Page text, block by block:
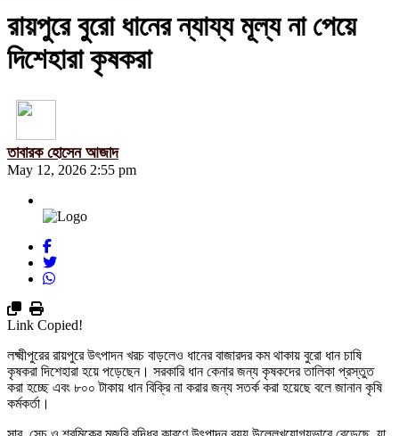
রায়পুরে বুরো ধানের ন্যায্য মূল্য না পেয়ে
দিশেহারা কৃষকরা
তাবারক হোসেন আজাদ
May 12, 2026 2:55 pm
Link Copied!
লক্ষ্মীপুরের রায়পুরে উৎপাদন খরচ বাড়লেও ধানের বাজারদর কম থাকায় বুরো ধান চাষি
কৃষকরা দিশেহারা হয়ে পড়েছেন। সরকারি ধান কেনার জন্য কৃষকদের তালিকা প্রস্তুত
করা হচ্ছে এবং ৮০০ টাকায় ধান বিক্রি না করার জন্য সতর্ক করা হয়েছে বলে জানান কৃষি
কর্মকর্তা।